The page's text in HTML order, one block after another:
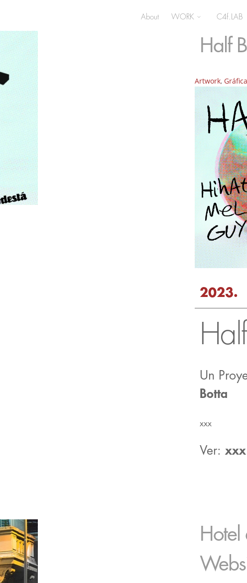
About WORK C4f.LAB
Half
Artwork,
2023.
Un
Botta
xxx
Ver: xxx
Hotel